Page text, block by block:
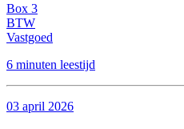
Box 3
BTW
Vastgoed
6 minuten leestijd
03 april 2026